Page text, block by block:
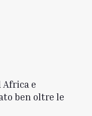
Africa e
ben oltre le